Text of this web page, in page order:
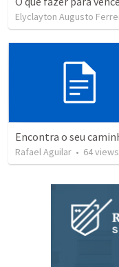
Rafael Aguilar • 64views